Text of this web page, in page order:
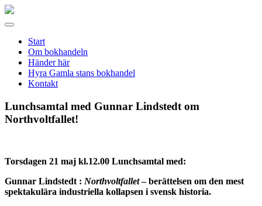
Gamla
Meny
Start
Om bokhandeln
Händer här
Hyra Gamla stans bokhandel
Kontakt
Lunchsamtal med Gunnar Lindstedt om
Northvoltfallet!
Torsdagen 21 maj kl.12.00 Lunchsamtal med:
Gunnar Lindstedt : Northvoltfallet– berättelsen om den mest
spektakulära industriella kollapsen i svensk historia.